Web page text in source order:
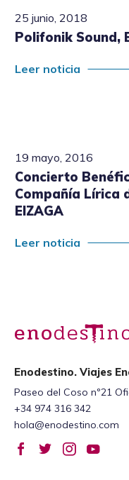
25 junio, 2018
Polifonik Sound,
Leer noticia
19 mayo, 2016
Concierto
Compañía Lírica
EIZAGA
Leer noticia
Enodestino. Viajes
Paseo del Coso nº21
+34 974 316 342
hola@enodestino.com